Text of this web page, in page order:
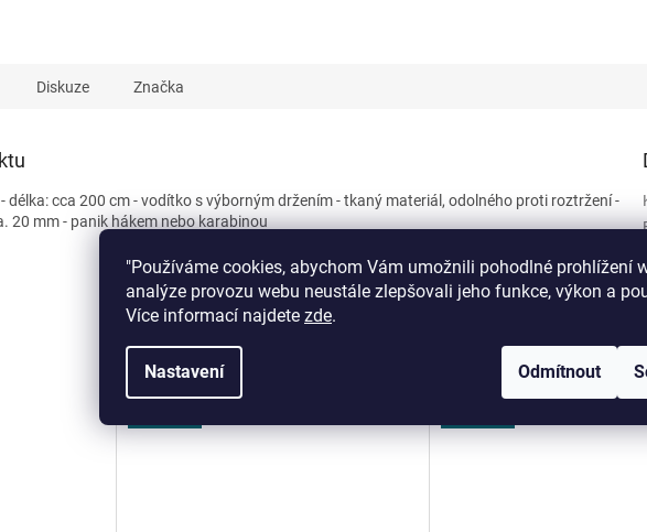
"Používáme cookies, abychom Vám umožnili pohodlné prohlížení
analýze provozu webu neustále zlepšovali jeho funkce, výkon a
Více informací najdete zde.
Nastavení Odmítnout
Diskuze Značka
délka: cca 200 cm - vodítko s výborným držením - tkaný materiál, odolného proti roztržení -
20 mm - panik hákem nebo karabinou